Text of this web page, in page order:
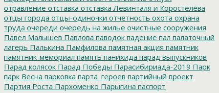
отравление отставка отставка Левинталя и Коростелёва
отцы города отцы-одиночки отчетность охота охрана
труда очереди очередь на жилье очистные сооружения
Павел Малышев Павлова паводок падение пал палаточный
лагерь Палькина Памфилова памятная акция памятник
памятник-мемориал память панихида парад выпускников
Парад колясок Парад Победы Парасибириада-2019 Парк
парк Весна парковка парта_героев партийный проект
Партия Роста Пархоменко Парыгина паспорт